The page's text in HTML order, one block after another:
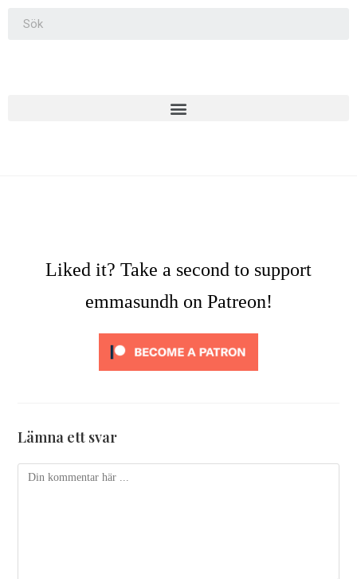
Liked it? Take a second to support
emmasundh on Patreon!
Lämna ett svar